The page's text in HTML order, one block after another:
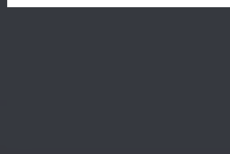
Elektro - & Hybridfahrzeuge